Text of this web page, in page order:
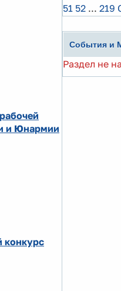
и Юнармии
конкурс
51 52 ... 219
События и
Раздел не